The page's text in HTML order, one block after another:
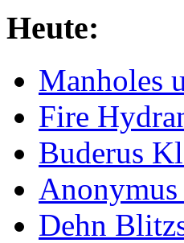
Heute:
Manholes
Fire
Buderus
Anonymus
Dehn